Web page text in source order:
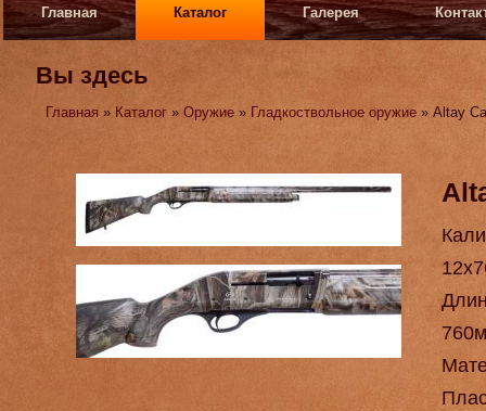
Главная Каталог Галерея
Вы здесь
Главная » Каталог »Оружие » Гладкоствольное оружие » Altay